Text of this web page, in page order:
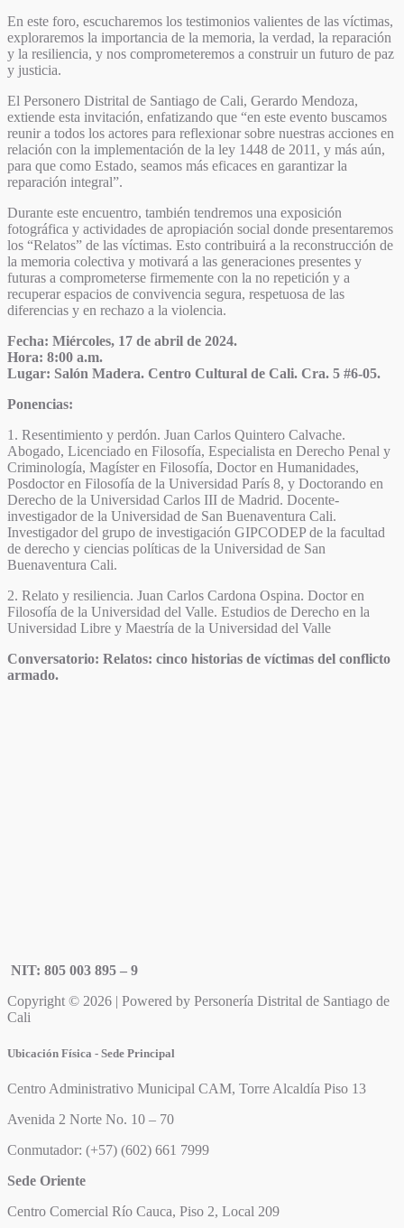
En este foro, escucharemos los testimonios valientes de las víctimas,
exploraremos la importancia de la memoria, la verdad, la reparación
y la resiliencia, y nos comprometeremos a construir un futuro de paz
y justicia.
El Personero Distrital de Santiago de Cali, Gerardo Mendoza,
extiende esta invitación, enfatizando que “en este evento buscamos
reunir a todos los actores para reflexionar sobre nuestras acciones en
relación con la implementación de la ley 1448 de 2011, y más aún,
para que como Estado, seamos más eficaces en garantizar la
reparación integral”.
Durante este encuentro, también tendremos una exposición
fotográfica y actividades de apropiación social donde presentaremos
los “Relatos” de las víctimas. Esto contribuirá a la reconstrucción de
la memoria colectiva y motivará a las generaciones presentes y
futuras a comprometerse firmemente con la no repetición y a
recuperar espacios de convivencia segura, respetuosa de las
diferencias y en rechazo a la violencia.
Fecha: Miércoles, 17 de abril de 2024.
Hora: 8:00 a.m.
Lugar: Salón Madera. Centro Cultural de Cali. Cra. 5 #6-05.
Ponencias:
1. Resentimiento y perdón. Juan Carlos Quintero Calvache.
Abogado, Licenciado en Filosofía, Especialista en Derecho Penal y
Criminología, Magíster en Filosofía, Doctor en Humanidades,
Posdoctor en Filosofía de la Universidad París 8, y Doctorando en
Derecho de la Universidad Carlos III de Madrid. Docente-
investigador de la Universidad de San Buenaventura Cali.
Investigador del grupo de investigación GIPCODEP de la facultad
de derecho y ciencias políticas de la Universidad de San
Buenaventura Cali.
2. Relato y resiliencia. Juan Carlos Cardona Ospina. Doctor en
Filosofía de la Universidad del Valle. Estudios de Derecho en la
Universidad Libre y Maestría de la Universidad del Valle
Conversatorio: Relatos: cinco historias de víctimas del conflicto
armado.
NIT: 805 003 895 – 9
Copyright © 2026 | Powered by Personería Distrital de Santiago de
Cali
Ubicación Física - Sede Principal
Centro Administrativo Municipal CAM, Torre Alcaldía Piso 13
Avenida 2 Norte No. 10 – 70
Conmutador: (+57) (602) 661 7999
Sede Oriente
Centro Comercial Río Cauca, Piso 2, Local 209